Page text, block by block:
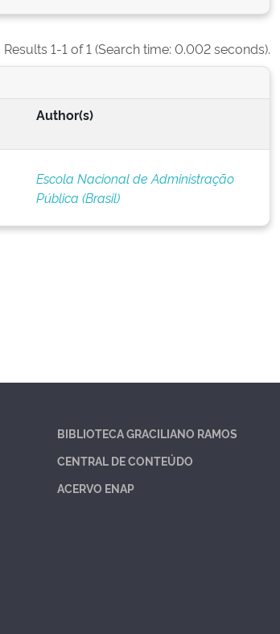
Results 1-1 of 1 (Search time: 0.002 seconds).
Author(s)
Escola Nacional de Administração
Pública (Brasil)
BIBLIOTECA GRACILIANO RAMOS
CENTRAL DE CONTEÚDO
ACERVO ENAP